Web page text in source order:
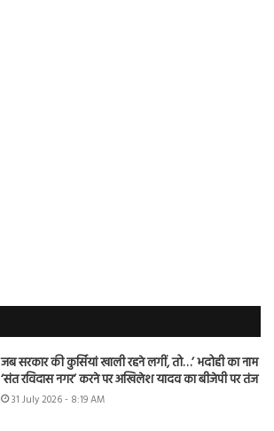
जब सरकार की कुर्सियां खाली रहने लगीं, तो…’ भदोही का नाम
‘संत रविदास नगर’ करने पर अखिलेश यादव का बीजेपी पर तंज
31 July 2026 - 8:19 AM